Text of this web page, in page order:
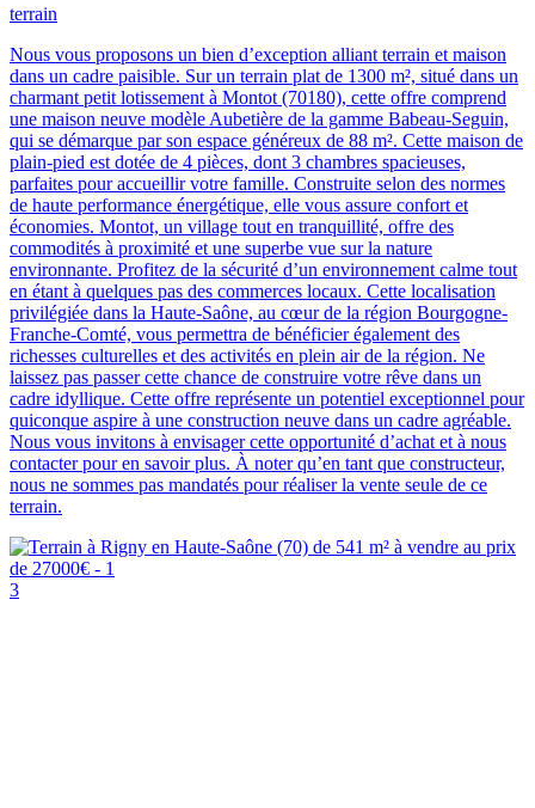
terrain
Nous vous proposons un bien d’exception alliant terrain et maison
dans un cadre paisible. Sur un terrain plat de 1300 m², situé dans un
charmant petit lotissement à Montot (70180), cette offre comprend
une maison neuve modèle Aubetière de la gamme Babeau-Seguin,
qui se démarque par son espace généreux de 88 m². Cette maison de
plain-pied est dotée de 4 pièces, dont 3 chambres spacieuses,
parfaites pour accueillir votre famille. Construite selon des normes
de haute performance énergétique, elle vous assure confort et
économies. Montot, un village tout en tranquillité, offre des
commodités à proximité et une superbe vue sur la nature
environnante. Profitez de la sécurité d’un environnement calme tout
en étant à quelques pas des commerces locaux. Cette localisation
privilégiée dans la Haute-Saône, au cœur de la région Bourgogne-
Franche-Comté, vous permettra de bénéficier également des
richesses culturelles et des activités en plein air de la région. Ne
laissez pas passer cette chance de construire votre rêve dans un
cadre idyllique. Cette offre représente un potentiel exceptionnel pour
quiconque aspire à une construction neuve dans un cadre agréable.
Nous vous invitons à envisager cette opportunité d’achat et à nous
contacter pour en savoir plus. À noter qu’en tant que constructeur,
nous ne sommes pas mandatés pour réaliser la vente seule de ce
terrain.
3